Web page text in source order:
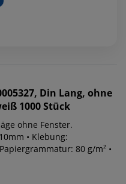
Din Lang, ohne
1000 Stück
ohne Fenster.
• Klebung:
80 g/m² •